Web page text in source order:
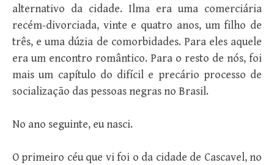
alternativo da cidade. Ilma era uma comerciária
recém-divorciada, vinte e quatro anos, um filho de
três, e uma dúzia de comorbidades. Para eles aquele
era um encontro romântico. Para o resto de nós, foi
mais um capítulo do difícil e precário processo de
socialização das pessoas negras no Brasil.
No ano seguinte, eu nasci.
O primeiro céu que vi foi o da cidade de Cascavel, no